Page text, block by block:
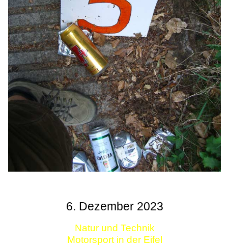
6. Dezember 2023
Natur und Technik
Motorsport in der Eifel